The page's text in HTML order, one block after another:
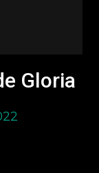
Gloria